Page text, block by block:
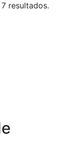
resultados.